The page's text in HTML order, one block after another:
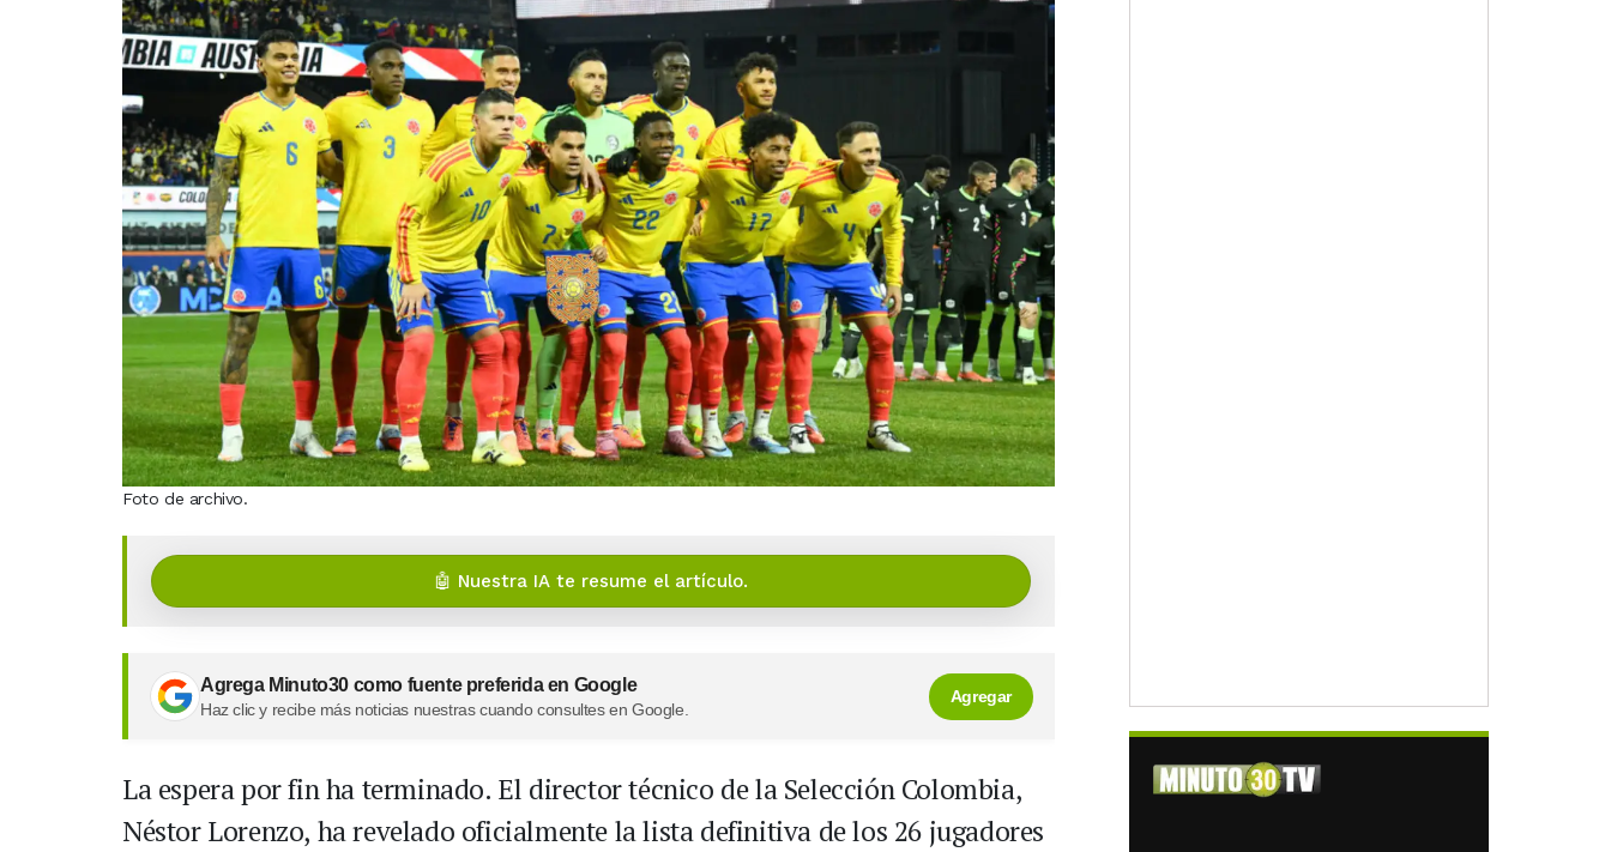
Foto de archivo.
🤖 Nuestra IA te resume el artículo.
Agrega Minuto30 como fuente preferida en Google
Haz clic y recibe más noticias nuestras cuando consultes en Google.
Agregar
La espera por fin ha terminado. El director técnico de la Selección Colombia,
Néstor Lorenzo, ha revelado oficialmente la lista definitiva de los 26 jugadores